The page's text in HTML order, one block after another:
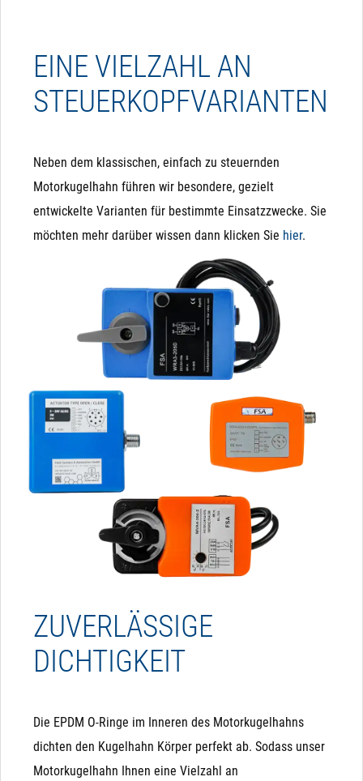
EINE VIELZAHL AN
STEUERKOPFVARIANTEN
Neben dem klassischen, einfach zu steuernden
Motorkugelhahn führen wir besondere, gezielt
entwickelte Varianten für bestimmte Einsatzzwecke. Sie
möchten mehr darüber wissen dann klicken Sie hier.
ZUVERLÄSSIGE
DICHTIGKEIT
Die EPDM O-Ringe im Inneren des Motorkugelhahns
dichten den Kugelhahn Körper perfekt ab. Sodass unser
Motorkugelhahn Ihnen eine Vielzahl an